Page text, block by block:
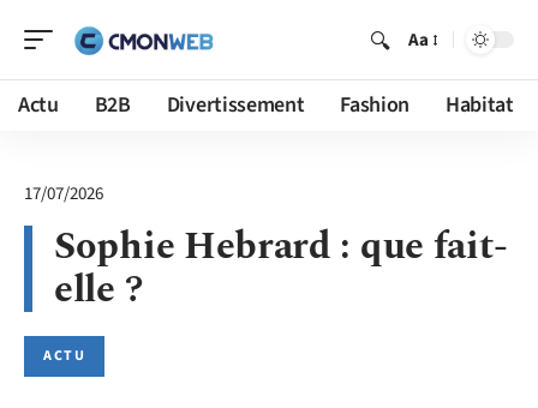
Aa
Actu B2B Divertissement Fashion Habitat
17/07/2026
Sophie Hebrard : que fait-
elle ?
ACTU